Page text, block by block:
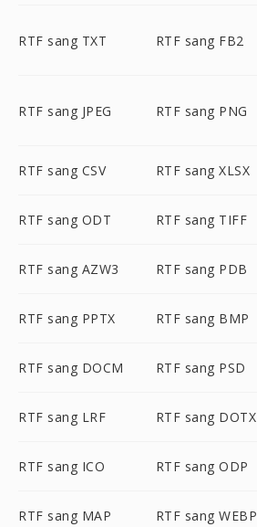
RTF sang TXT RTF sang FB2
RTF sang JPEG RTF sang PNG
RTF sang CSV RTF sang XLSX
RTF sang ODT RTF sang TIFF
RTF sang AZW3 RTF sang PDB
RTF sang PPTX RTF sang BMP
RTF sang DOCM RTF sang PSD
RTF sang LRF RTF sang DOTX
RTF sang ICO RTF sang ODP
RTF sang MAP RTF sang WEBP